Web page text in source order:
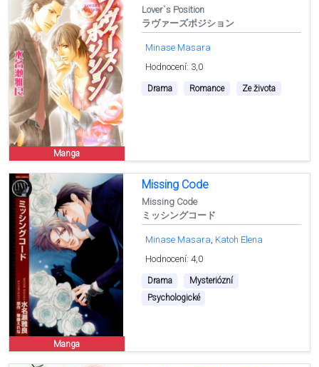
Manga
Lover`s Position
ラヴァーズポジション
Minase Masara
Hodnocení: 3,0
Drama Romance Ze života
Manga
Missing Code
Missing Code
ミッシングコード
Minase Masara Katoh Elena
Hodnocení: 4,0
Drama
Mysteriózní
Psychologické